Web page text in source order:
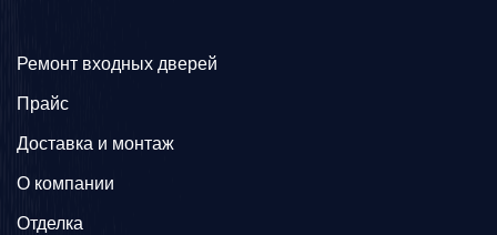
Ремонт входных дверей
Прайс
Доставка и монтаж
О компании
Отделка